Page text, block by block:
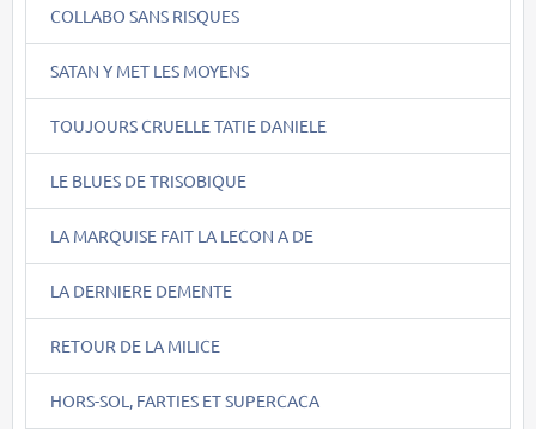
COLLABO SANS RISQUES
SATAN Y MET LES MOYENS
TOUJOURS CRUELLE TATIE DANIELE
LE BLUES DE TRISOBIQUE
LA MARQUISE FAIT LA LECON A DE
LA DERNIERE DEMENTE
RETOUR DE LA MILICE
HORS-SOL, FARTIES ET SUPERCACA